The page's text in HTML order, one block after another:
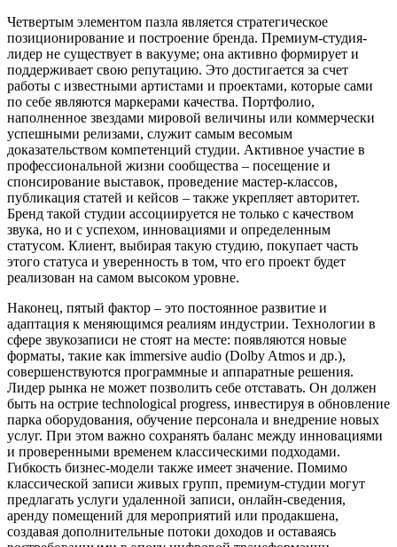
Четвертым элементом пазла является стратегическое
позиционирование и построение бренда. Премиум-студия-
лидер не существует в вакууме; она активно формирует и
поддерживает свою репутацию. Это достигается за счет
работы с известными артистами и проектами, которые сами
по себе являются маркерами качества. Портфолио,
наполненное звездами мировой величины или коммерчески
успешными релизами, служит самым весомым
доказательством компетенций студии. Активное участие в
профессиональной жизни сообщества – посещение и
спонсирование выставок, проведение мастер-классов,
публикация статей и кейсов – также укрепляет авторитет.
Бренд такой студии ассоциируется не только с качеством
звука, но и с успехом, инновациями и определенным
статусом. Клиент, выбирая такую студию, покупает часть
этого статуса и уверенность в том, что его проект будет
реализован на самом высоком уровне.
Наконец, пятый фактор – это постоянное развитие и
адаптация к меняющимся реалиям индустрии. Технологии в
сфере звукозаписи не стоят на месте: появляются новые
форматы, такие как immersive audio (Dolby Atmos и др.),
совершенствуются программные и аппаратные решения.
Лидер рынка не может позволить себе отставать. Он должен
быть на острие technological progress, инвестируя в обновление
парка оборудования, обучение персонала и внедрение новых
услуг. При этом важно сохранять баланс между инновациями
и проверенными временем классическими подходами.
Гибкость бизнес-модели также имеет значение. Помимо
классической записи живых групп, премиум-студии могут
предлагать услуги удаленной записи, онлайн-сведения,
аренду помещений для мероприятий или продакшена,
создавая дополнительные потоки доходов и оставаясь